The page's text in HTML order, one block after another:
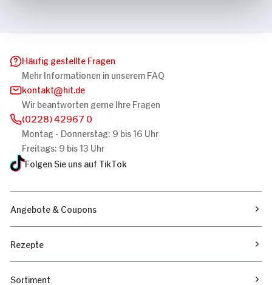
Häufig gestellte Fragen
Mehr Informationen in unserem FAQ
kontakt
hit.de
Wir beantworten gerne Ihre Fragen
(0228) 42967 0
Montag - Donnerstag: 9 bis 16 Uhr
Freitags: 9 bis 13 Uhr
Folgen Sie uns auf TikTok
Angebote & Coupons
Rezepte
Sortiment